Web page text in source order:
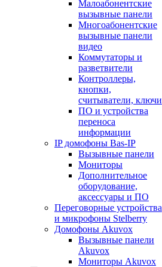
Малоабонентские
вызывные панели
Многоабонентские
вызывные панели
видео
Коммутаторы и
разветвители
Контроллеры,
кнопки,
считыватели, ключи
ПО и устройства
переноса
информации
IP домофоны Bas-IP
Вызывные панели
Мониторы
Дополнительное
оборудование,
аксессуары и ПО
Переговорные устройства
и микрофоны Stelberry
Домофоны Akuvox
Вызывные панели
Akuvox
Мониторы Akuvox